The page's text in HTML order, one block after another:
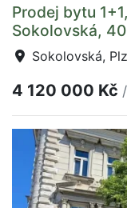
Prodej bytu
Sokolovská,
Sokolovská,
4 120 000 Kč